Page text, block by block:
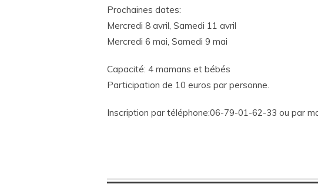
Prochaines dates:
Mercredi 8 avril, Samedi 11 avril
Mercredi 6 mai, Samedi 9 mai
Capacité: 4 mamans et bébés
Participation de 10 euros par personne.
Inscription par téléphone:06-79-01-62-33 ou par